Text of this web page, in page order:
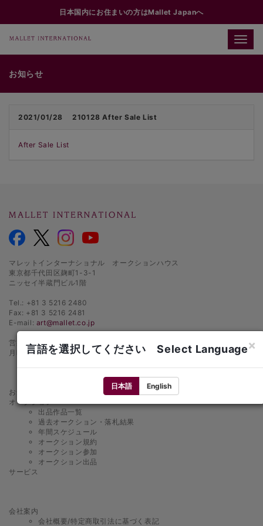
日本国内にお住まいの方はMallet Japanへ
Toggle
お知らせ
2021/01/28 210128 After Sale List
After Sale List
マレットインターナショナル オークションハウス
東京都千代田区麹町1-3-1
ニッセイ半蔵門ビル1階
Tel.: +81 3 5216 2480
Fax: +81 3 5216 2481
E-mail: art@mallet.co.jp
営業時間
月曜日〜金曜日 10：00〜18：00
お知らせ
オークション
出品作品一覧
過去オークション・落札結果
年間スケジュール
オークション規約
オークション参加
オークション出品
サービス
会社案内
会社概要/特定商取引法に基づく表記
言語を選択してください Select Language×
日本語 English